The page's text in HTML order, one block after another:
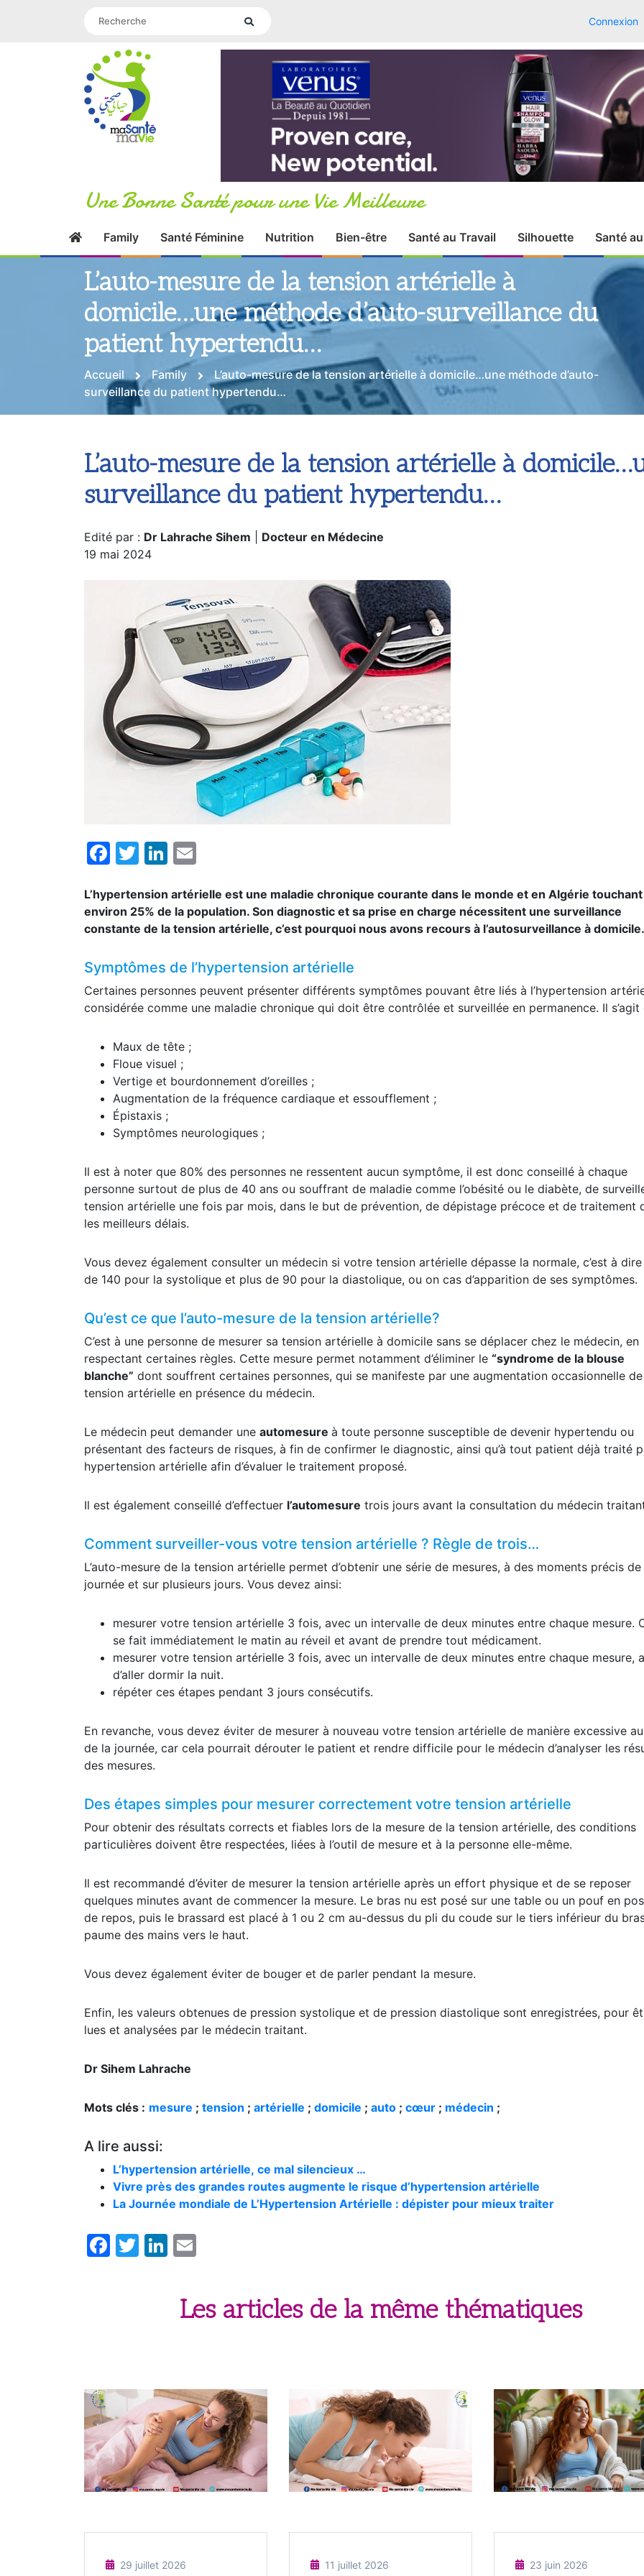
Connexion
Une Bonne Santé pour une Vie Meilleure
Family Santé Féminine Nutrition Bien-être Santé au Travail Silhouette Santé
L’auto-mesure de la tension artérielle à
domicile…une méthode d’auto-surveillance du
patient hypertendu…
Accueil Family
L’auto-mesure de la tension artérielle à domicile…une méthode d’auto-
surveillance du patient hypertendu…
L’auto-mesure de la tension artérielle à
surveillance du patient hypertendu…
Edité par : Dr Lahrache Sihem
Docteur en Médecine
19 mai 2024
Facebook
TwitterLinkedIn
L’hypertension artérielle est une maladie chronique courante dans le monde et en Algérie touchant
environ 25% de la population. Son diagnostic et sa prise en charge nécessitent une surveillance
constante de la tension artérielle, c’est pourquoi nous avons recours à l’autosurveillance à domicile.
Symptômes de l’hypertension artérielle
Certaines personnes peuvent présenter différents symptômes pouvant être liés à l’hypertension
considérée comme une maladie chronique qui doit être contrôlée et surveillée en permanence. Il s’agit
Maux de tête ;
Floue visuel ;
Vertige et bourdonnement d’oreilles ;
Augmentation de la fréquence cardiaque et essoufflement ;
Épistaxis ;
Symptômes neurologiques ;
Il est à noter que 80% des personnes ne ressentent aucun symptôme, il est donc conseillé à chaque
personne surtout de plus de 40 ans ou souffrant de maladie comme l’obésité ou le diabète, de
tension artérielle une fois par mois, dans le but de prévention, de dépistage précoce et de traitement
les meilleurs délais.
Vous devez également consulter un médecin si votre tension artérielle dépasse la normale, c’est à
de 140 pour la systolique et plus de 90 pour la diastolique, ou on cas d’apparition de ses symptômes.
Qu’est ce que l’auto-mesure de la tension artérielle?
C’est à une personne de mesurer sa tension artérielle à domicile sans se déplacer chez le médecin, en
respectant certaines règles. Cette mesure permet notamment d’éliminer le “syndrome de la blouse
blanche” dont souffrent certaines personnes, qui se manifeste par une augmentation occasionnelle
tension artérielle en présence du médecin.
Le médecin peut demander une automesure à toute personne susceptible de devenir hypertendu ou
présentant des facteurs de risques, à fin de confirmer le diagnostic, ainsi qu’à tout patient déjà traité
hypertension artérielle afin d’évaluer le traitement proposé.
Il est également conseillé d’effectuer l’automesure trois jours avant la consultation du médecin
Comment surveiller-vous votre tension artérielle ? Règle de trois…
L’auto-mesure de la tension artérielle permet d’obtenir une série de mesures, à des moments précis de
journée et sur plusieurs jours. Vous devez ainsi:
mesurer votre tension artérielle 3 fois, avec un intervalle de deux minutes entre chaque mesure.
se fait immédiatement le matin au réveil et avant de prendre tout médicament.
mesurer votre tension artérielle 3 fois, avec un intervalle de deux minutes entre chaque mesure,
d’aller dormir la nuit.
répéter ces étapes pendant 3 jours consécutifs.
En revanche, vous devez éviter de mesurer à nouveau votre tension artérielle de manière excessive
de la journée, car cela pourrait dérouter le patient et rendre difficile pour le médecin d’analyser les
des mesures.
Des étapes simples pour mesurer correctement votre tension artérielle
Pour obtenir des résultats corrects et fiables lors de la mesure de la tension artérielle, des conditions
particulières doivent être respectées, liées à l’outil de mesure et à la personne elle-même.
Il est recommandé d’éviter de mesurer la tension artérielle après un effort physique et de se reposer
quelques minutes avant de commencer la mesure. Le bras nu est posé sur une table ou un pouf en
de repos, puis le brassard est placé à 1 ou 2 cm au-dessus du pli du coude sur le tiers inférieur du
paume des mains vers le haut.
Vous devez également éviter de bouger et de parler pendant la mesure.
Enfin, les valeurs obtenues de pression systolique et de pression diastolique sont enregistrées, pour
lues et analysées par le médecin traitant.
Dr Sihem Lahrache
Mots clés : mesure ; tension ; artérielle ; domicile ; auto ; cœur ; médecin ;
A lire aussi:
L’hypertension artérielle, ce mal silencieux …
Vivre près des grandes routes augmente le risque d’hypertension artérielle
La Journée mondiale de L’Hypertension Artérielle : dépister pour mieux traiter
Facebook
TwitterLinkedIn
Les articles de la même thématiques
29 juillet 2026 11 juillet 2026 23 juin 2026